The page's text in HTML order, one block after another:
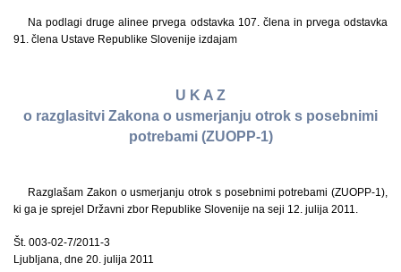
Na podlagi druge alinee prvega odstavka 107. člena in prvega odstavka
91. člena Ustave Republike Slovenije izdajam
U K A Z
o razglasitvi Zakona o usmerjanju otrok s posebnimi
potrebami (ZUOPP-1)
Razglašam Zakon o usmerjanju otrok s posebnimi potrebami (ZUOPP-1),
ki ga je sprejel Državni zbor Republike Slovenije na seji 12. julija 2011.
Št. 003-02-7/2011-3
Ljubljana, dne 20. julija 2011